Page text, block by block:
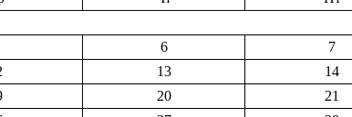
6 7
13 14
20 21